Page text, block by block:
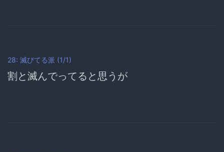
28: 滅びてる派 (1/1)
割と滅んでってると思うが